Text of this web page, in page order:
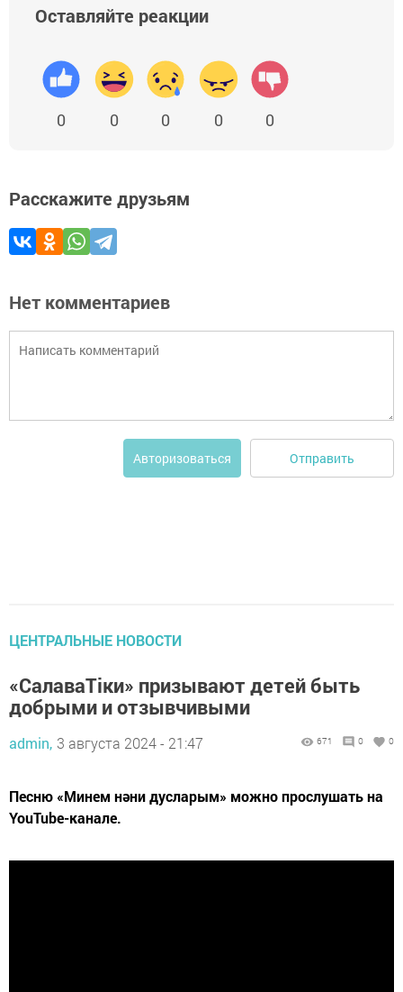
Оставляйте реакции
0 0 0 0 0
Расскажите друзьям
Нет комментариев
Авторизоваться Отправить
ЦЕНТРАЛЬНЫЕ НОВОСТИ
«СалаваТіки» призывают детей быть
добрыми и отзывчивыми
admin, 3 августа 2024 - 21:47 671 0 0
Песню «Минем нәни дусларым» можно прослушать на
YouTube-канале.